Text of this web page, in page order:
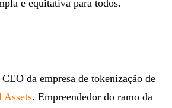
e equitativa para todos.
da empresa de tokenização de
. Empreendedor do ramo da